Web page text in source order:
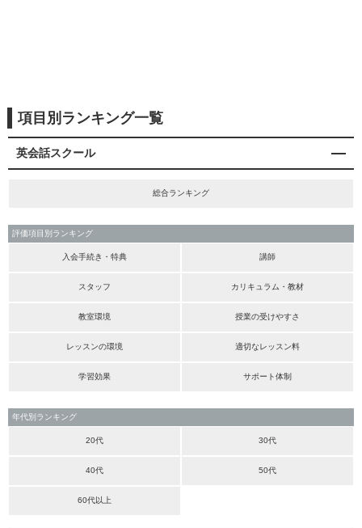
項目別ランキング一覧
英会話スクール
総合ランキング
評価項目別ランキング
入会手続き・特典 講師
スタッフ カリキュラム・教材
教室環境 授業の受けやすさ
レッスンの環境 適切なレッスン料
学習効果 サポート体制
年代別ランキング
20代 30代
40代 50代
60代以上